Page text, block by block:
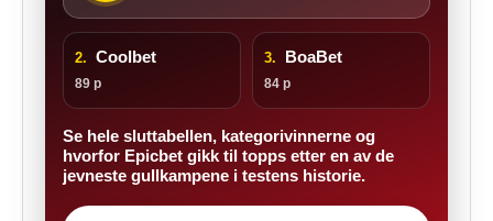
2. Coolbet
89 p
3. BoaBet
84 p
Se hele sluttabellen, kategorivinnerne og
hvorfor Epicbet gikk til topps etter en av de
jevneste gullkampene i testens historie.